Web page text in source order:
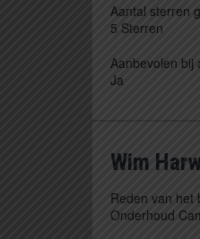
Aantal sterren
5 Sterren
Aanbevolen bij
Ja
Wim
Reden van het
Onderhoud